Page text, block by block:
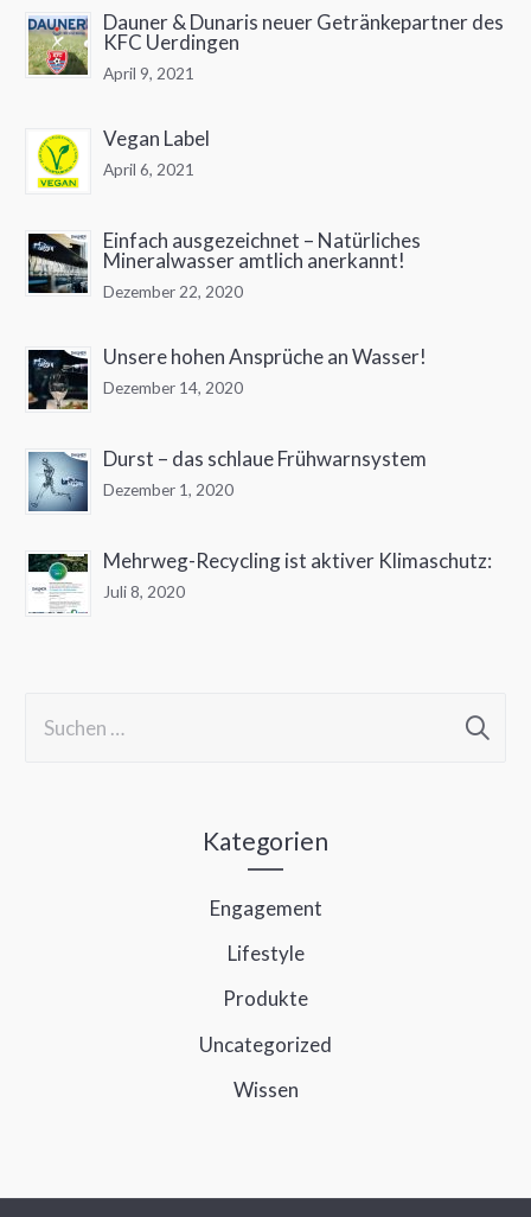
Dauner & Dunaris neuer Getränkepartner des
KFC Uerdingen
April 9, 2021
Vegan Label
April 6, 2021
Einfach ausgezeichnet – Natürliches
Mineralwasser amtlich anerkannt!
Dezember 22, 2020
Unsere hohen Ansprüche an Wasser!
Dezember 14, 2020
Durst – das schlaue Frühwarnsystem
Dezember 1, 2020
Mehrweg-Recycling ist aktiver Klimaschutz:
Juli 8, 2020
Kategorien
Engagement
Lifestyle
Produkte
Uncategorized
Wissen